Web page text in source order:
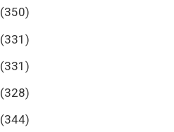
(350)
(331)
(331)
(328)
(344)